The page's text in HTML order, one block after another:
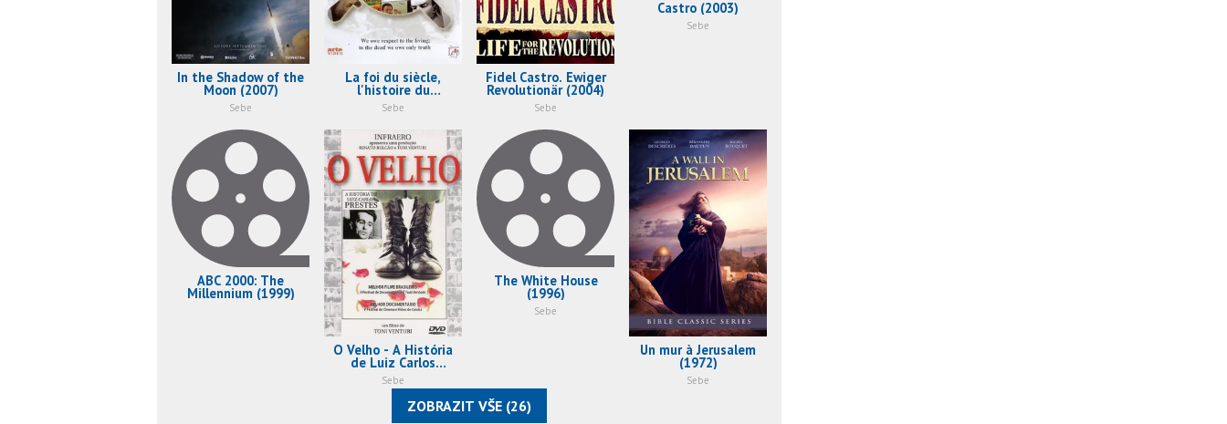
In the Shadow of the
Moon (2007)
Sebe
La foi du siècle,
l'histoire du
communisme (2005)
Sebe
Fidel Castro. Ewiger
Revolutionär (2004)
Sebe
Castro (2003)
Sebe
ABC 2000: The
Millennium (1999)
O Velho - A História
de Luiz Carlos
Prestes (1997)
Sebe
The White House
(1996)
Sebe
Un mur à Jerusalem
(1972)
Sebe
ZOBRAZIT VŠE (26)